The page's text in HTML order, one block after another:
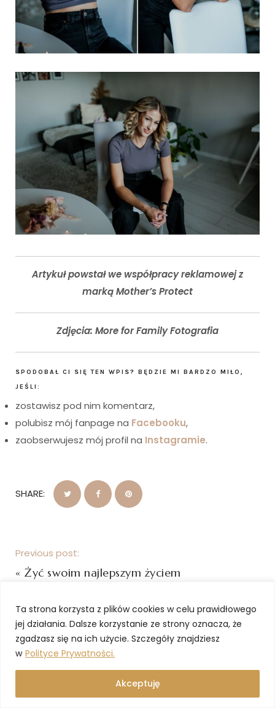
Ta strona korzysta z plików cookies w celu prawidłowego
jej działania. Dalsze korzystanie ze strony oznacza, że
zgadzasz się na ich użycie. Szczegóły znajdziesz
w Polityce Prywatności.
Akceptuję
Artykuł powstał we współpracy reklamowej z
marką Mother’s Protect
Zdjęcia: More for Family Fotografia
SPODOBAŁ CI SIĘ TEN WPIS? BĘDZIE MI BARDZO MIŁO,
JEŚLI:
zostawisz pod nim komentarz,
polubisz mój fanpage na Facebooku,
zaobserwujesz mój profil na Instagramie.
SHARE:
Previous post:
« Żyć swoim najlepszym życiem
Moje tu i teraz: maj-sierpień 2022»
LEAVE A COMMENT